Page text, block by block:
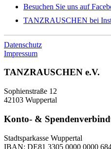
Besuchen Sie uns auf
TANZRAUSCHEN bei
Datenschutz
Impressum
TANZRAUSCHEN e.V.
Sophienstraße 12
42103 Wuppertal
Konto- &
Stadtsparkasse Wuppertal
IBAN: DE81 3305 0000 0000